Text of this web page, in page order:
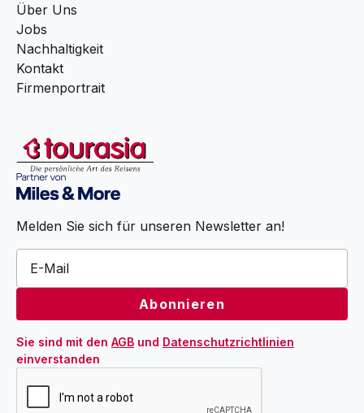
Über Uns
Jobs
Nachhaltigkeit
Kontakt
Firmenportrait
Melden Sie sich für unseren Newsletter an!
Sie sind mit den AGB und Datenschutzrichtlinien
einverstanden